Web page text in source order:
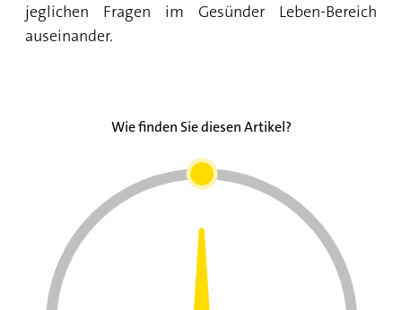
jeglichen Fragen im Gesünder Leben-Bereich
auseinander.
Wie finden Sie diesen Artikel?